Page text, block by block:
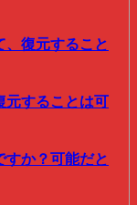
、復元すること
元することは可
すか？可能だと